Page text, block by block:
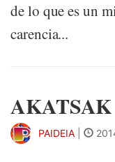
de lo que es un
carencia...
AKATSAK
PAIDEIA